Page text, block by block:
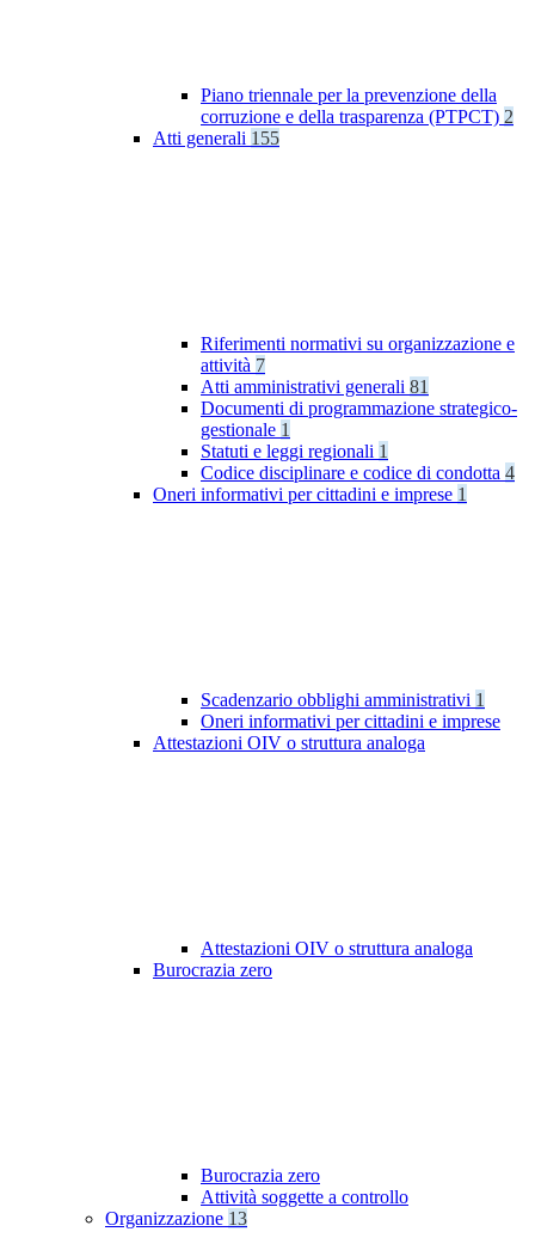
Piano triennale per la prevenzione della
corruzione e della trasparenza (PTPCT) 2
Atti generali 155
Riferimenti normativi su organizzazione e
attività 7
Atti amministrativi generali 81
Documenti di programmazione strategico-
gestionale 1
Statuti e leggi regionali 1
Codice disciplinare e codice di condotta 4
Oneri informativi per cittadini e imprese 1
Scadenzario obblighi amministrativi 1
Oneri informativi per cittadini e imprese
Attestazioni OIV o struttura analoga
Attestazioni OIV o struttura analoga
Burocrazia zero
Burocrazia zero
Attività soggette a controllo
Organizzazione 13